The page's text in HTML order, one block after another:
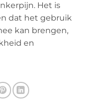
Het is
dat het gebruik
kan brengen,
en